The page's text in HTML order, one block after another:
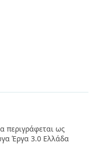
περιγράφεται ως
Έργα 3.0 Ελλάδα